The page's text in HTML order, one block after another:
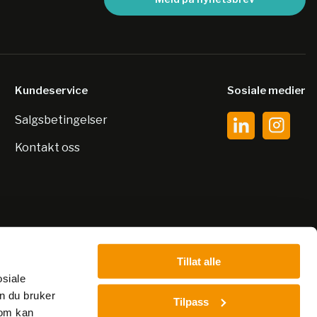
du bruker
kan
Tillat alle
Tilpass
Kundeservice
Salgsbetingelser
Kontakt oss
Sosiale medier